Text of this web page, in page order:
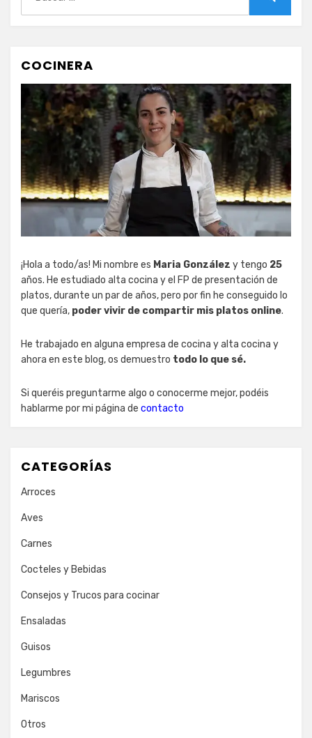
COCINERA
¡Hola a todo/as! Mi nombre es Maria González y tengo 25
años. He estudiado alta cocina y el FP de presentación de
platos, durante un par de años, pero por fin he conseguido lo
que quería, poder vivir de compartir mis platos online.
He trabajado en alguna empresa de cocina y alta cocina y
ahora en este blog, os demuestro todo lo que sé.
Si queréis preguntarme algo o conocerme mejor, podéis
hablarme por mi página de contacto
CATEGORÍAS
Arroces
Aves
Carnes
Cocteles y Bebidas
Consejos y Trucos para cocinar
Ensaladas
Guisos
Legumbres
Mariscos
Otros